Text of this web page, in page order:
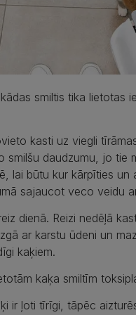
smiltis tika lietotas
kasti uz viegli
smilšu daudzumu, jo tie
lai būtu kur kārpīties un
sajaucot veco veidu
dienā. Reizi nedēļā
ar karstu ūdeni un
kaķiem.
kaķa smiltīm
ir ļoti tīrīgi, tāpēc